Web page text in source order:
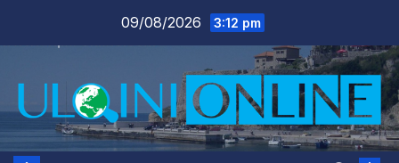
09/08/2026 3:12 pm